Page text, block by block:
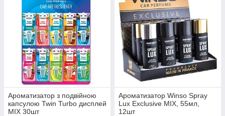
Ароматизатор з подвійною
капсулою Twin Turbo дисплей
MIX 30шт
Ароматизатор Winso Spray
Lux Exclusive MIX, 55мл,
12шт